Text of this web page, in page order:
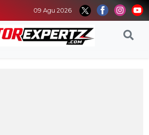
09 Agu 2026